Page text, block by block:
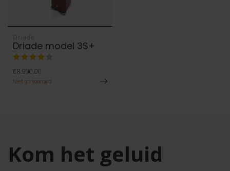
Driade
Driade model 3S+
€8.900,00
Niet op voorraad
Kom het geluid